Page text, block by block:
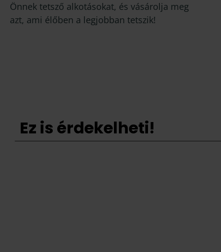
Önnek tetsző alkotásokat, és vásárolja meg
azt, ami élőben a legjobban tetszik!
Ez is érdekelheti!